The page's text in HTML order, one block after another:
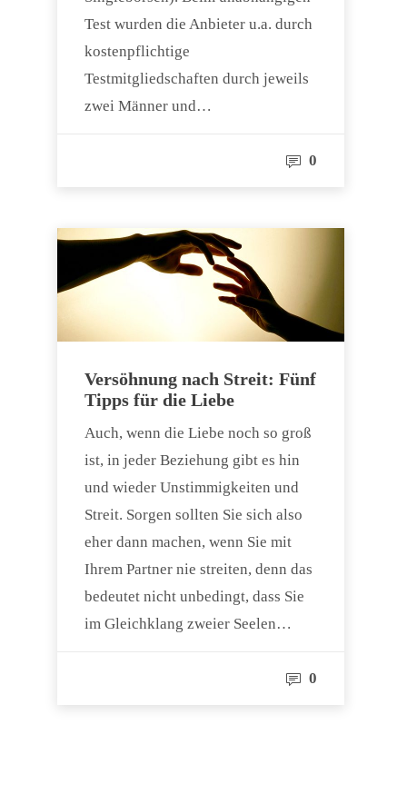
Test wurden die Anbieter u.a. durch
kostenpflichtige
Testmitgliedschaften durch jeweils
zwei Männer und…
0
Versöhnung nach Streit: Fünf
Tipps für die Liebe
Auch, wenn die Liebe noch so groß
ist, in jeder Beziehung gibt es hin
und wieder Unstimmigkeiten und
Streit. Sorgen sollten Sie sich also
eher dann machen, wenn Sie mit
Ihrem Partner nie streiten, denn das
bedeutet nicht unbedingt, dass Sie
im Gleichklang zweier Seelen…
0